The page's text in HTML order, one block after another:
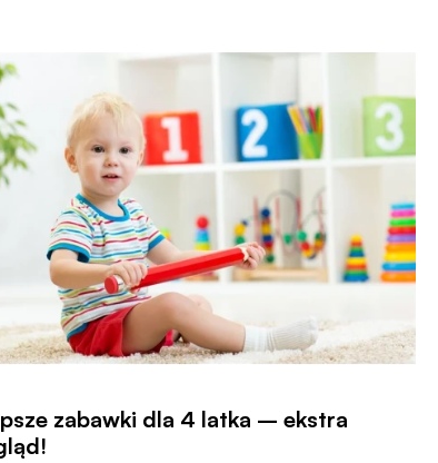
zabawki dla 4 latka – ekstra